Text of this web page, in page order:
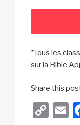
*Tous les
sur la Bible
Share this
C
E